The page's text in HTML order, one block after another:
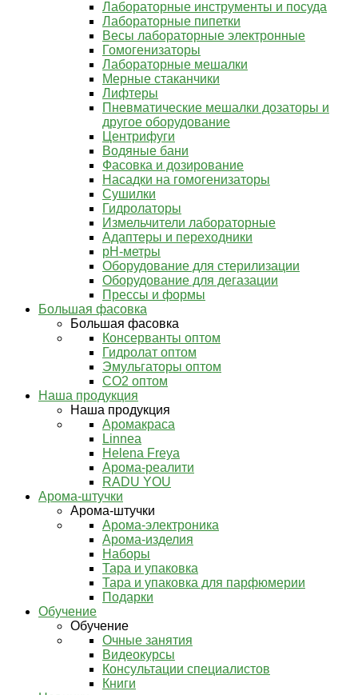
Лабораторные инструменты и посуда
Лабораторные пипетки
Весы лабораторные электронные
Гомогенизаторы
Лабораторные мешалки
Мерные стаканчики
Лифтеры
Пневматические мешалки дозаторы и
другое оборудование
Центрифуги
Водяные бани
Фасовка и дозирование
Насадки на гомогенизаторы
Сушилки
Гидролаторы
Измельчители лабораторные
Адаптеры и переходники
pH-метры
Оборудование для стерилизации
Оборудование для дегазации
Прессы и формы
Большая фасовка
Большая фасовка
Консерванты оптом
Гидролат оптом
Эмульгаторы оптом
СО2 оптом
Наша продукция
Наша продукция
Аромакраса
Linnea
Helena Freya
Арома-реалити
RADU YOU
Арома-штучки
Арома-штучки
Арома-электроника
Арома-изделия
Наборы
Тара и упаковка
Тара и упаковка для парфюмерии
Подарки
Обучение
Обучение
Очные занятия
Видеокурсы
Консультации специалистов
Книги